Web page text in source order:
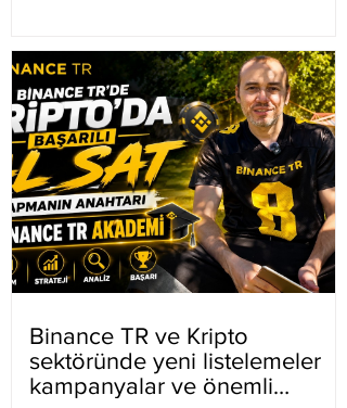
Binance TR ve Kripto
sektöründe yeni listelemeler
kampanyalar ve önemli